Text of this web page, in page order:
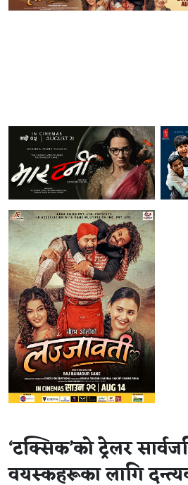
‘टक्सिक’को ट्रेलर
वयस्कहरूका लागि